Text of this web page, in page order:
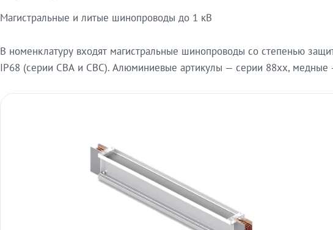
Магистральные и литые шинопроводы до 1 кВ
В номенклатуру входят магистральные шинопроводы со степенью
IP68 (серии СВА и СВС). Алюминиевые артикулы — серии 88xx, медные